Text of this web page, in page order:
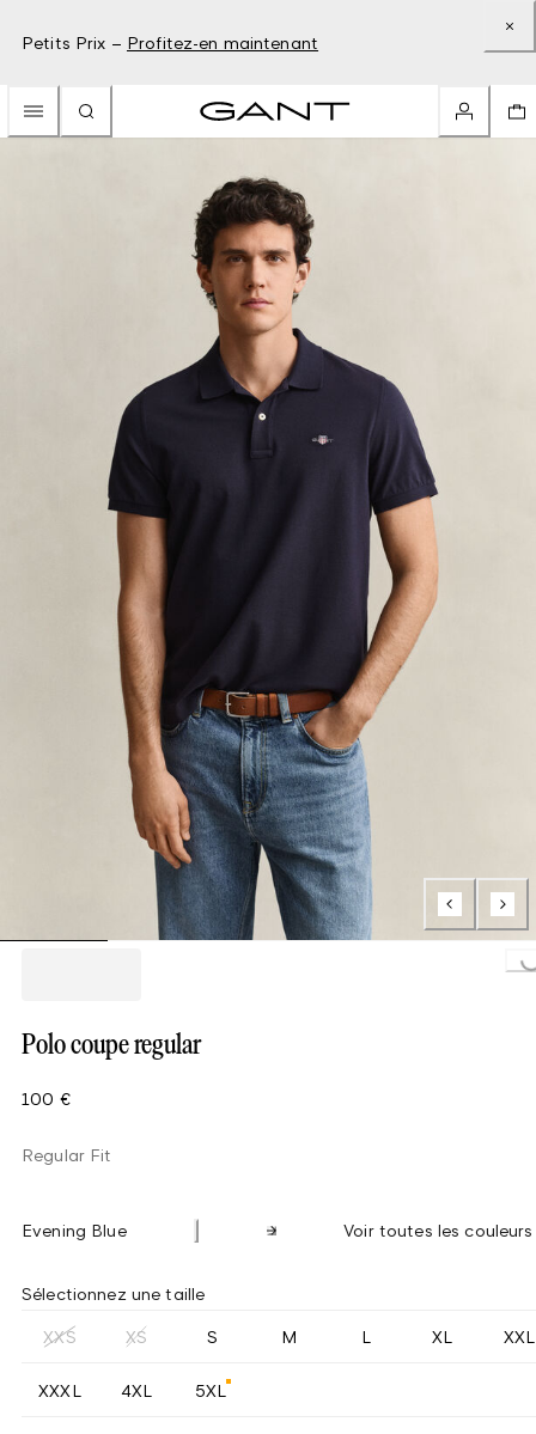
Petits Prix – Profitez-en maintenant
Loading...
Polo coupe regular
100 €
Regular Fit
Evening Blue Voir toutes les couleurs
Sélectionnez une taille
XXS XS S M L XL XXL
XXXL 4XL 5XL